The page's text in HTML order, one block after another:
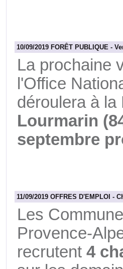
10/09/2019 FORÊT PUBLIQUE -
La prochaine
l'Office
déroulera à la
Lourmarin
septembre
11/09/2019 OFFRES D'EMPLOI -
Les
Provence-
recrutent 4